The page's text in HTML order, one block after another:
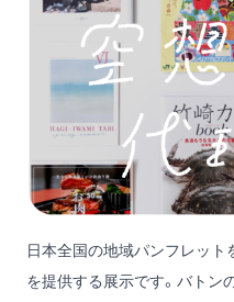
日本全国の地域パンフレット
を提供する展示です。バトン